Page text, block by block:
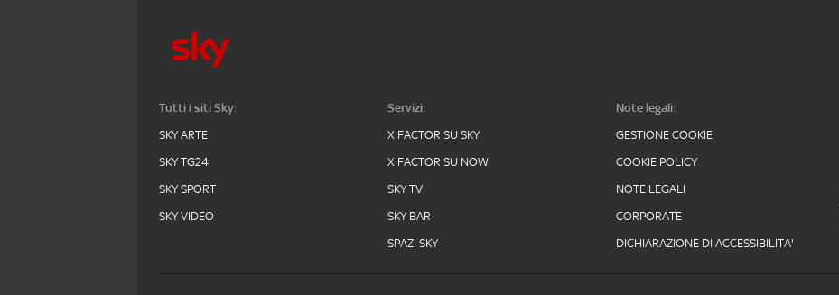
Tutti i siti Sky:
SKY ARTE
SKY TG24
SKY SPORT
SKY VIDEO
Servizi:
X FACTOR SU SKY
X FACTOR SU NOW
SKY TV
SKY BAR
SPAZI SKY
Note legali:
GESTIONE COOKIE
COOKIE POLICY
NOTE LEGALI
CORPORATE
DICHIARAZIONE DI ACCESSIBILITA'